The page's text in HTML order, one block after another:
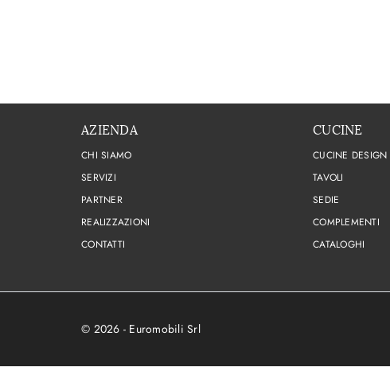
AZIENDA
CHI SIAMO
SERVIZI
PARTNER
REALIZZAZIONI
CONTATTI
CUCINE
CUCINE DESIGN
TAVOLI
SEDIE
COMPLEMENTI
CATALOGHI
© 2026 - Euromobili Srl